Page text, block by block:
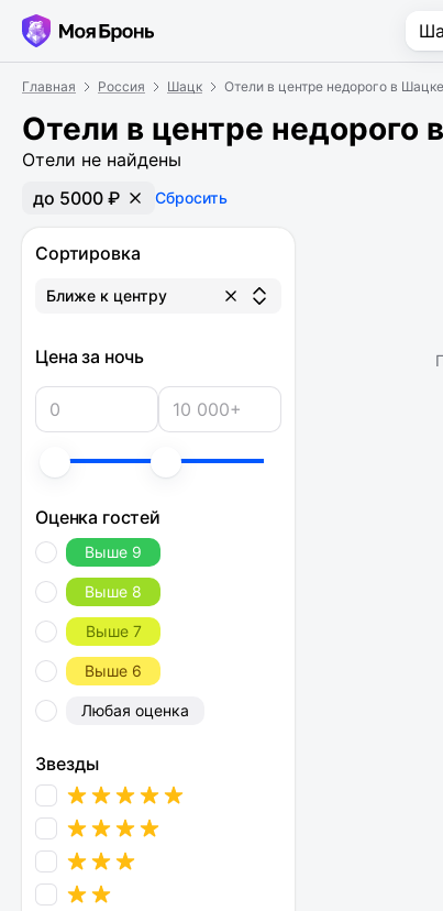
Главная Россия Шацк Отели в центре недорого в Шацке
Отели в центре недорого
Отели не найдены
до 5000 ₽ Сбросить
Сортировка
Ближе к центру
Цена за ночь
Оценка гостей
Выше 9
Выше 8
Выше 7
Выше 6
Любая оценка
Звезды